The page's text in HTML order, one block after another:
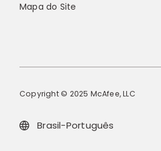
Mapa do Site
Copyright © 2025 McAfee, LLC
Brasil-Português